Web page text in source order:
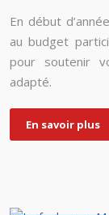
En début
au budget
pour soutenir
adapté.
En savoir plus